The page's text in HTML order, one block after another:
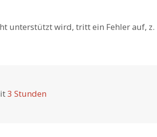
unterstützt wird, tritt ein Fehler auf, z.
3 ​​Stunden